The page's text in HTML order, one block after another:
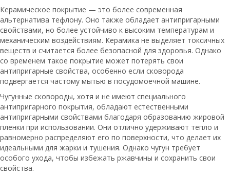
Керамическое покрытие — это более современная
альтернатива тефлону. Оно также обладает антипригарными
свойствами, но более устойчиво к высоким температурам и
механическим воздействиям. Керамика не выделяет токсичных
веществ и считается более безопасной для здоровья. Однако
со временем такое покрытие может потерять свои
антипригарные свойства, особенно если сковорода
подвергается частому мытью в посудомоечной машине.
Чугунные сковороды, хотя и не имеют специального
антипригарного покрытия, обладают естественными
антипригарными свойствами благодаря образованию жировой
пленки при использовании. Они отлично удерживают тепло и
равномерно распределяют его по поверхности, что делает их
идеальными для жарки и тушения. Однако чугун требует
особого ухода, чтобы избежать ржавчины и сохранить свои
свойства.